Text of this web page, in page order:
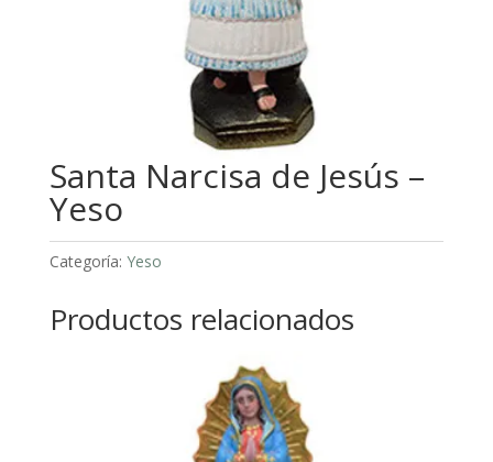
Santa Narcisa de Jesús –
Yeso
Categoría: Yeso
Productos relacionados